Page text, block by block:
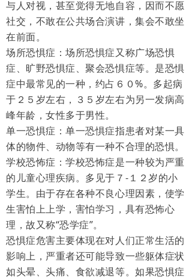
与人对视，甚至觉得无地自容，因而不愿
社交，不敢在公共场合演讲，集会不敢坐
在前面。
场所恐惧症：场所恐惧症又称广场恐惧
症、旷野恐惧症、聚会恐惧症等。是恐惧
症中最常见的一种，约占６０%。多起病
于２５岁左右，３５岁左右为另一发病高
峰年龄，女性多于男性。
单一恐惧症：单一恐惧症指患者对某一具
体的物件、动物等有一种不合理的恐惧。
学校恐怖症：学校恐怖症是一种较为严重
的儿童心理疾病。多见于７-１２岁的小
学生。由于存在各种不良心理因素，使学
生害怕上上学，害怕学习，具有恐怖心
理，故又称“恐学症”。
恐惧症危害主要体现在对人们正常生活的
影响上，严重者还可能导致一些躯体症状
如头晕、头痛、食欲减退等。如果恐惧症